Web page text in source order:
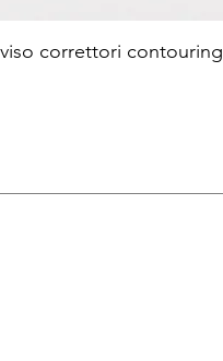
correttori contouring